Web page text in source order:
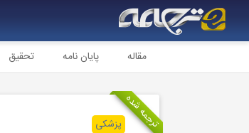
مقاله پایان نامه تحقیق
ترجمه شدهپزشکی